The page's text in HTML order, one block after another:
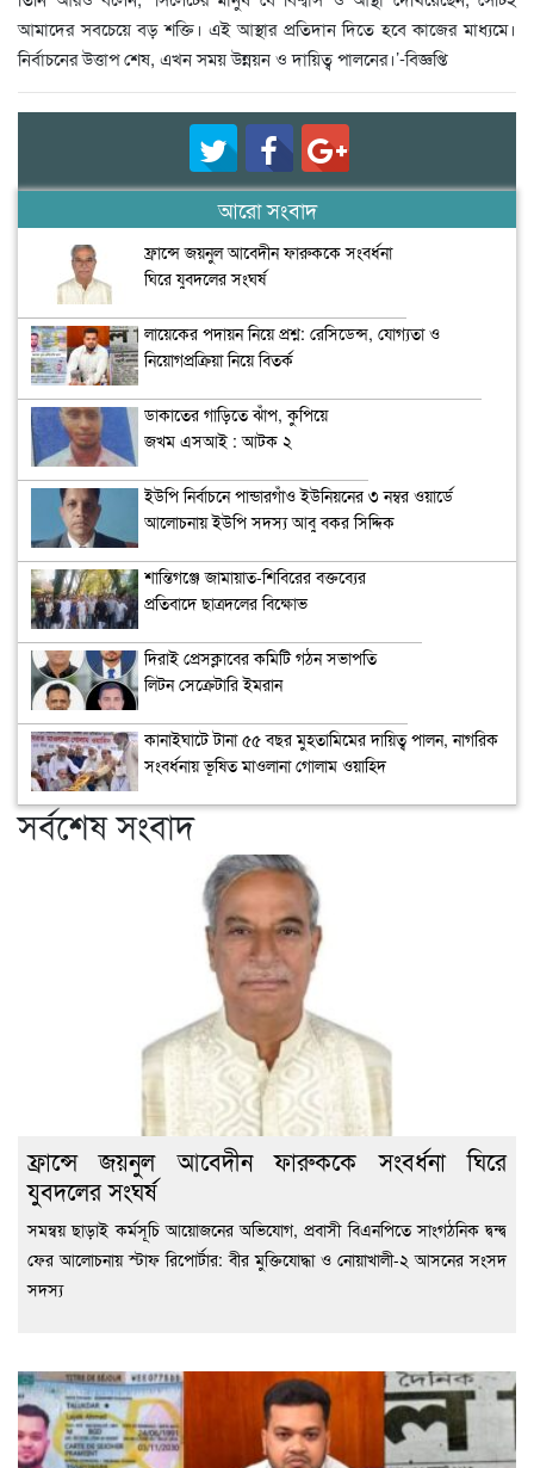
আমাদের সবচেয়ে বড় শক্তি। এই আস্থার প্রতিদান দিতে হবে কাজের মাধ্যমে।
নির্বাচনের উত্তাপ শেষ, এখন সময় উন্নয়ন ও দায়িত্ব পালনের।’-বিজ্ঞপ্তি
আরো সংবাদ
ফ্রান্সে জয়নুল আবেদীন ফারুককে সংবর্ধনা
ঘিরে যুবদলের সংঘর্ষ
লায়েকের পদায়ন নিয়ে প্রশ্ন: রেসিডেন্স, যোগ্যতা ও
নিয়োগপ্রক্রিয়া নিয়ে বিতর্ক
ডাকাতের গাড়িতে ঝাঁপ, কুপিয়ে
জখম এসআই : আটক ২
ইউপি নির্বাচনে পান্ডারগাঁও ইউনিয়নের ৩ নম্বর ওয়ার্ডে
আলোচনায় ইউপি সদস্য আবু বকর সিদ্দিক
শান্তিগঞ্জে জামায়াত-শিবিরের বক্তব্যের
প্রতিবাদে ছাত্রদলের বিক্ষোভ
দিরাই প্রেসক্লাবের কমিটি গঠন সভাপতি
লিটন সেক্রেটারি ইমরান
কানাইঘাটে টানা ৫৫ বছর মুহতামিমের দায়িত্ব পালন, নাগরিক
সংবর্ধনায় ভূষিত মাওলানা গোলাম ওয়াহিদ
সর্বশেষ সংবাদ
ফ্রান্সে জয়নুল আবেদীন ফারুককে সংবর্ধনা ঘিরে
যুবদলের সংঘর্ষ
সমন্বয় ছাড়াই কর্মসূচি আয়োজনের অভিযোগ, প্রবাসী বিএনপিতে সাংগঠনিক দ্বন্দ্ব
ফের আলোচনায় স্টাফ রিপোর্টার: বীর মুক্তিযোদ্ধা ও নোয়াখালী-২ আসনের সংসদ
সদস্য